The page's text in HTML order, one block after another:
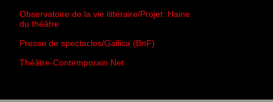
Observatoire de la vie littéraire/Projet: Haine
du théâtre
Presse de spectacles/Gallica (BnF)
Théâtre-Contemporain.Net